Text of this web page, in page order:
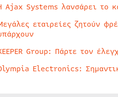
Ajax Systems λανσάρει το
εταιρείες ζητούν
Group: Πάρτε τον
Electronics: